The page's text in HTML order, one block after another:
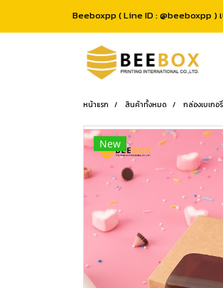
Beeboxpp ( Line ID : @beeboxpp
หน้าแรก สินค้าทั้งหมด กล่องเบเกอรี่
New